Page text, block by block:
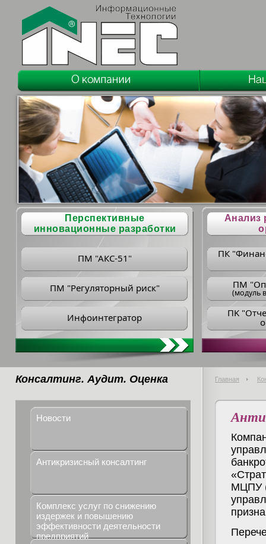
Перспективные
инновационные разработки
ПМ "АКС-51"
ПМ "Регуляторный риск"
Инфоинтегратор
Анализ
ПК
ПM
(модуль
ПK
Консалтинг. Аудит. Оценка Главная
Новости
Антикризисный консалтинг
Комплекс услуг по снижению
издержек и повышению
эффективности деятельности
предприятий
МЦПУ